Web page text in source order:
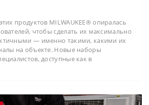
продуктов MILWAUKEE® опиралась
чтобы сделать их максимально
— именно такими, какими их
на объекте. Новые наборы
доступные как в